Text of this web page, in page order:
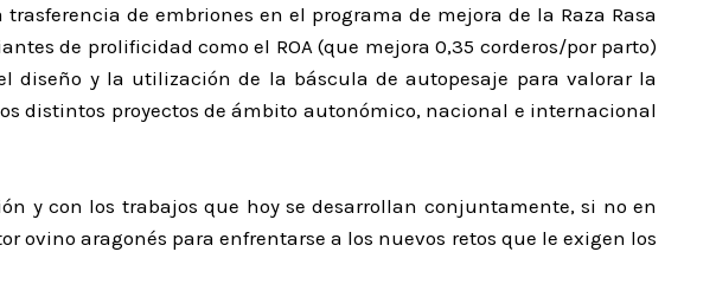
de embriones en el programa de mejora de la Raza Rasa
de prolificidad como el ROA (que mejora 0,35 corderos/por parto)
diseño y la utilización de la báscula de autopesaje para valorar la
distintos proyectos de ámbito autonómico, nacional e internacional
y con los trabajos que hoy se desarrollan conjuntamente, si no en
ovino aragonés para enfrentarse a los nuevos retos que le exigen los